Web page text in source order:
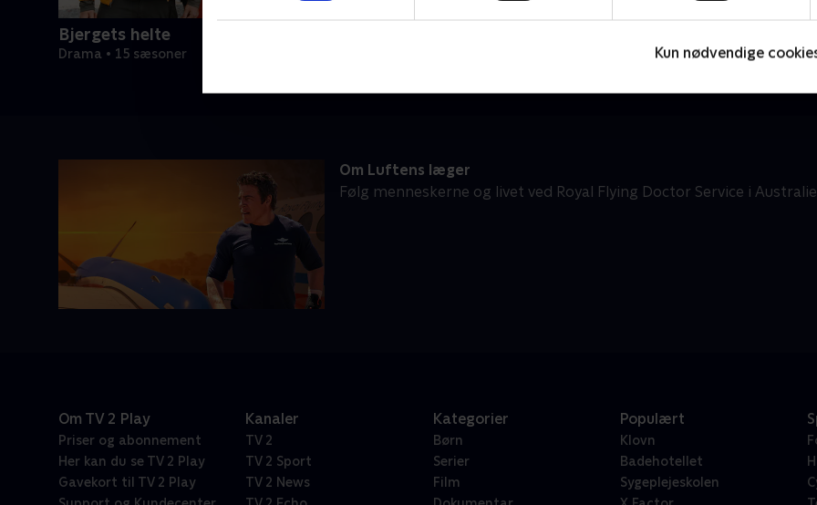
Kun nødvendige
Bjergets helte
Drama • 15 sæsoner
Om Luftens læger
Følg menneskerne og livet ved Royal Flying Doctor Service i
Om TV 2 Play
Priser og abonnement
Her kan du se TV 2 Play
Gavekort til TV 2 Play
Kanaler
TV 2
TV 2 Sport
TV 2 News
Kategorier
Børn
Serier
Film
Populært
Klovn
Badehotellet
Sygeplejeskolen